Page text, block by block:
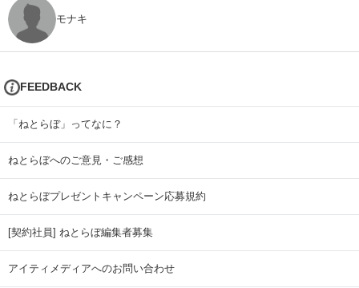
モナキ
FEEDBACK
「ねとらぼ」ってなに？
ねとらぼへのご意見・ご感想
ねとらぼプレゼントキャンペーン応募規約
[契約社員] ねとらぼ編集者募集
アイティメディアへのお問い合わせ